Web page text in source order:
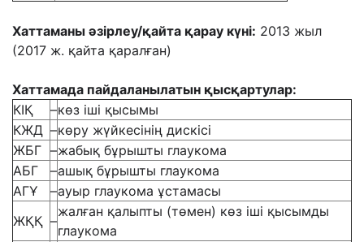
Хаттаманы әзірлеу/қайта қарау күні: 2013 жыл
(2017 ж. қайта қаралған)
Хаттамада пайдаланылатын қысқартулар:
КІҚ
–көз іші қысымы
КЖД –көру жүйкесінің дискісі
ЖБГ –жабық бұрышты глаукома
АБГ
–ашық бұрышты глаукома
АГҰ
–ауыр глаукома ұстамасы
ЖҚҚ –
жалған қалыпты (төмен) көз іші қысымды
глаукома